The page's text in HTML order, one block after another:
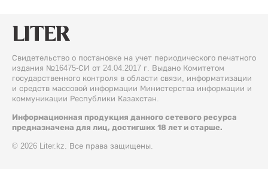
Свидетельство о постановке на учет периодического печатного
издания №16475-СИ от 24.04.2017 г. Выдано Комитетом
государственного контроля в области связи, информатизации
и средств массовой информации Министерства информации и
коммуникации Республики Казахстан.
Информационная продукция данного сетевого ресурса
предназначена для лиц, достигших 18 лет и старше.
© 2026 Liter.kz. Все права защищены.